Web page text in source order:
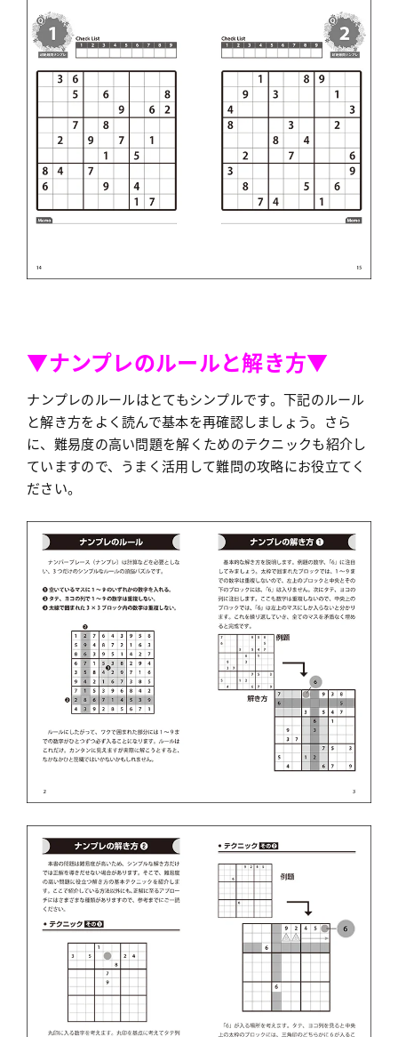
▼ナンプレのルールと解き方▼
ナンプレのルールはとてもシンプルです。下記のルール
と解き方をよく読んで基本を再確認しましょう。さら
に、難易度の高い問題を解くためのテクニックも紹介し
ていますので、うまく活用して難問の攻略にお役立てく
ださい。